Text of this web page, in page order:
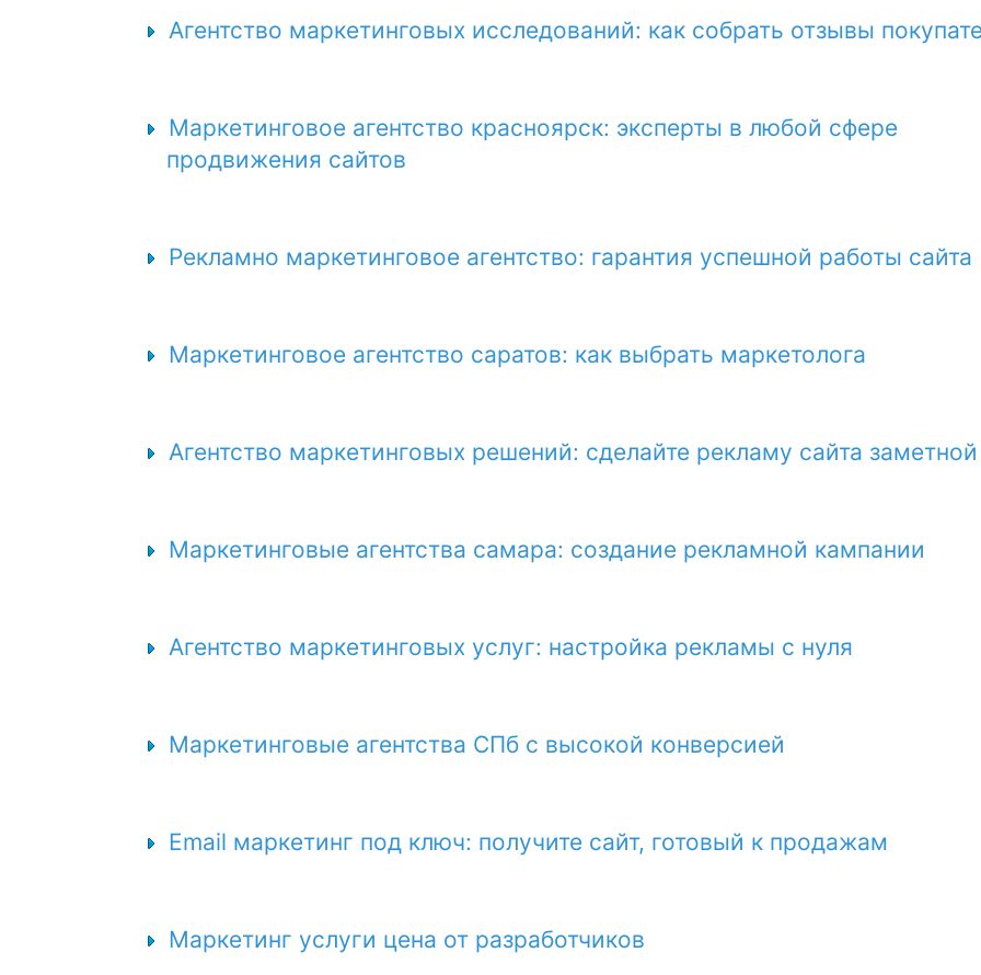
Агентство маркетинговых исследований: как собрать отзывы
Маркетинговое агентство красноярск: эксперты в любой сфере
продвижения сайтов
Рекламно маркетинговое агентство: гарантия успешной работы сайта
Маркетинговое агентство саратов: как выбрать маркетолога
Агентство маркетинговых решений: сделайте рекламу сайта заметной
Маркетинговые агентства самара: создание рекламной кампании
Агентство маркетинговых услуг: настройка рекламы с нуля
Маркетинговые агентства СПб с высокой конверсией
Email маркетинг под ключ: получите сайт, готовый к продажам
Маркетинг услуги цена от разработчиков